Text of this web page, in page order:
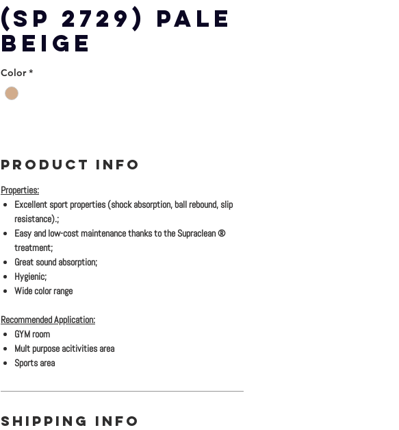
(SP 2729) PALE
BEIGE
Color *
PRODUCT INFO
Properties:
Excellent sport properties (shock absorption, ball rebound, slip
resistance).;
Easy and low-cost maintenance thanks to the Supraclean ®
treatment;
Great sound absorption;
Hygienic;
Wide color range
Recommended Application:
GYM room
Mult purpose acitivities area
Sports area
SHIPPING INFO